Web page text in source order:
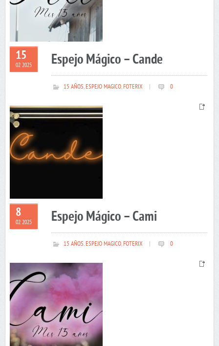
15
02 2025 Espejo Mágico – Cande
15 AÑOS,ESPEJO MAGICO,FOTERIX 0
8
02 2025 Espejo Mágico – Cami
15 AÑOS,ESPEJO MAGICO,FOTERIX 0